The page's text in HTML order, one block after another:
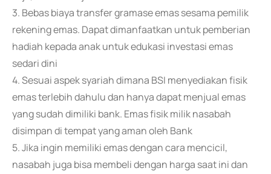
3. Bebas biaya transfer gramase emas sesama pemilik
rekening emas. Dapat dimanfaatkan untuk pemberian
hadiah kepada anak untuk edukasi investasi emas
sedari dini
4. Sesuai aspek syariah dimana BSI menyediakan fisik
emas terlebih dahulu dan hanya dapat menjual emas
yang sudah dimiliki bank. Emas fisik milik nasabah
disimpan di tempat yang aman oleh Bank
5. Jika ingin memiliki emas dengan cara mencicil,
nasabah juga bisa membeli dengan harga saat ini dan